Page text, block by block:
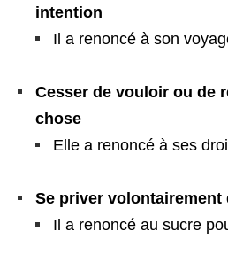
intention
Il a renoncé à son
Cesser de vouloir ou de
chose
Elle a renoncé à ses
Se priver volontairement
Il a renoncé au sucre